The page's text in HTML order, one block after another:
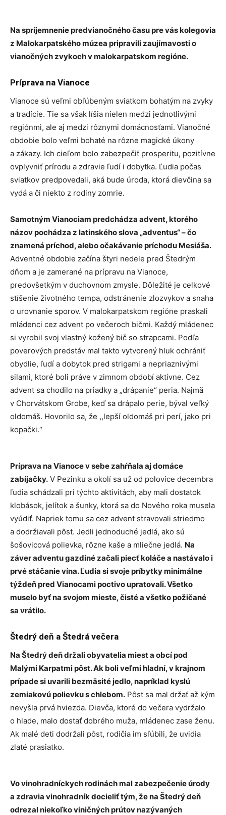
Na spríjemnenie predvianočného času pre vás kolegovia
z Malokarpatského múzea pripravili zaujímavosti o
vianočných zvykoch v malokarpatskom regióne.
Príprava na Vianoce
Vianoce sú veľmi obľúbeným sviatkom bohatým na zvyky
a tradície. Tie sa však líšia nielen medzi jednotlivými
regiónmi, ale aj medzi rôznymi domácnosťami. Vianočné
obdobie bolo veľmi bohaté na rôzne magické úkony
a zákazy. Ich cieľom bolo zabezpečiť prosperitu, pozitívne
ovplyvniť prírodu a zdravie ľudí i dobytka. Ľudia počas
sviatkov predpovedali, aká bude úroda, ktorá dievčina sa
vydá a či niekto z rodiny zomrie.
Samotným Vianociam predchádza advent, ktorého
názov pochádza z latinského slova „adventus“ – čo
znamená príchod, alebo očakávanie príchodu Mesiáša.
Adventné obdobie začína štyri nedele pred Štedrým
dňom a je zamerané na prípravu na Vianoce,
predovšetkým v duchovnom zmysle. Dôležité je celkové
stíšenie životného tempa, odstránenie zlozvykov a snaha
o urovnanie sporov. V malokarpatskom regióne praskali
mládenci cez advent po večeroch bičmi. Každý mládenec
si vyrobil svoj vlastný kožený bič so strapcami. Podľa
poverových predstáv mal takto vytvorený hluk ochrániť
obydlie, ľudí a dobytok pred strigami a nepriaznivými
silami, ktoré boli práve v zimnom období aktívne. Cez
advent sa chodilo na priadky a „drápanie“ peria. Najmä
v Chorvátskom Grobe, keď sa drápalo perie, býval veľký
oldomáš. Hovorilo sa, že ,,lepší oldomáš pri perí, jako pri
kopački.“
Príprava na Vianoce v sebe zahŕňala aj domáce
zabíjačky. V Pezinku a okolí sa už od polovice decembra
ľudia schádzali pri týchto aktivitách, aby mali dostatok
klobások, jelítok a šunky, ktorá sa do Nového roka musela
vyúdiť. Napriek tomu sa cez advent stravovali striedmo
a dodržiavali pôst. Jedli jednoduché jedlá, ako sú
šošovicová polievka, rôzne kaše a mliečne jedlá. Na
záver adventu gazdiné začali piecť koláče a nastávalo i
prvé stáčanie vína. Ľudia si svoje príbytky minimálne
týždeň pred Vianocami poctivo upratovali. Všetko
muselo byť na svojom mieste, čisté a všetko požičané
sa vrátilo.
Štedrý deň a Štedrá večera
Na Štedrý deň držali obyvatelia miest a obcí pod
Malými Karpatmi pôst. Ak boli veľmi hladní, v krajnom
prípade si uvarili bezmäsité jedlo, napríklad kyslú
zemiakovú polievku s chlebom. Pôst sa mal držať až kým
nevyšla prvá hviezda. Dievča, ktoré do večera vydržalo
o hlade, malo dostať dobrého muža, mládenec zase ženu.
Ak malé deti dodržali pôst, rodičia im sľúbili, že uvidia
zlaté prasiatko.
Vo vinohradníckych rodinách mal zabezpečenie úrody
a zdravia vinohradník docieliť tým, že na Štedrý deň
odrezal niekoľko viničných prútov nazývaných